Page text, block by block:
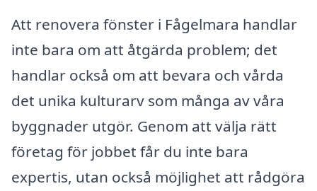
Att renovera fönster i Fågelmara handlar
inte bara om att åtgärda problem; det
handlar också om att bevara och vårda
det unika kulturarv som många av våra
byggnader utgör. Genom att välja rätt
företag för jobbet får du inte bara
expertis, utan också möjlighet att rådgöra